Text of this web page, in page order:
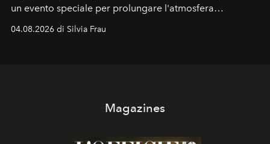
un evento speciale per prolungare l'atmosfera
04.08.2026 di Silvia Frau
Magazines